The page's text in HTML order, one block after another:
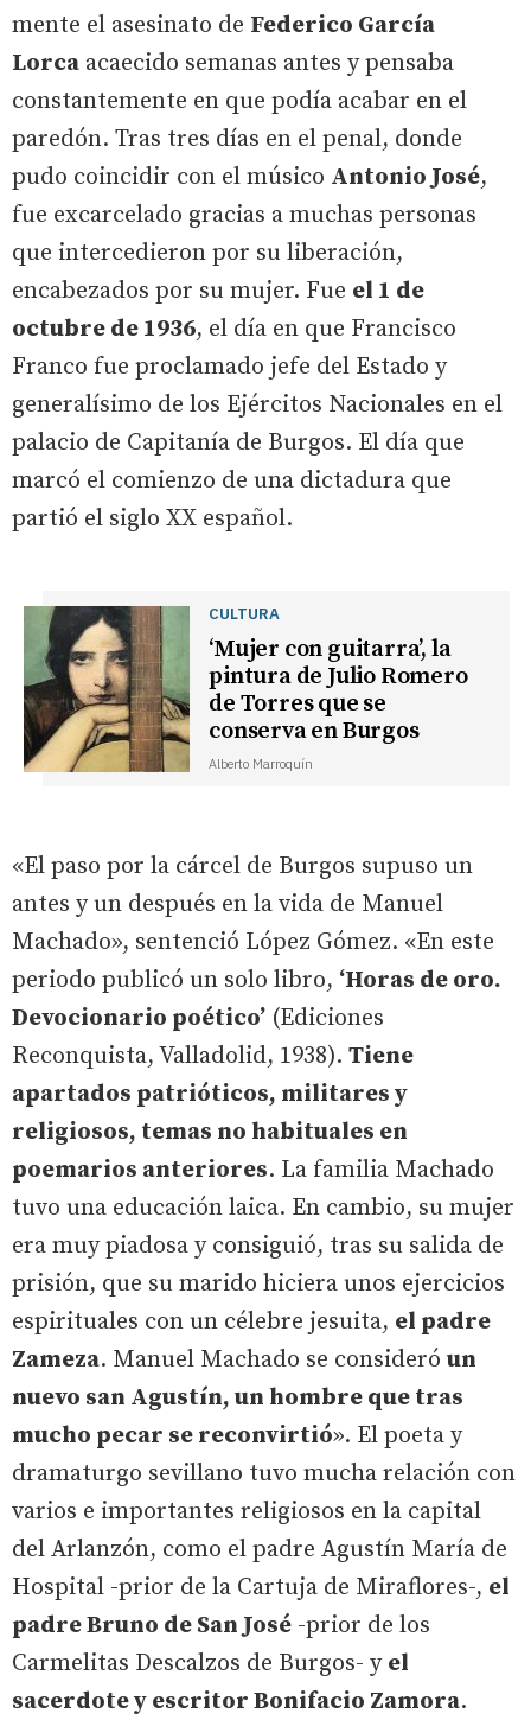
mente el asesinato de Federico García
Lorca acaecido semanas antes y pensaba
constantemente en que podía acabar en el
paredón. Tras tres días en el penal, donde
pudo coincidir con el músico Antonio José,
fue excarcelado gracias a muchas personas
que intercedieron por su liberación,
encabezados por su mujer. Fue el 1 de
octubre de 1936, el día en que Francisco
Franco fue proclamado jefe del Estado y
generalísimo de los Ejércitos Nacionales en el
palacio de Capitanía de Burgos. El día que
marcó el comienzo de una dictadura que
partió el siglo XX español.
CULTURA
‘Mujer con guitarra’, la
pintura de Julio Romero
de Torres que se
conserva en Burgos
Alberto Marroquín
«El paso por la cárcel de Burgos supuso un
antes y un después en la vida de Manuel
Machado», sentenció López Gómez. «En este
periodo publicó un solo libro, ‘Horas de oro.
Devocionario poético’ (Ediciones
Reconquista, Valladolid, 1938). Tiene
apartados patrióticos, militares y
religiosos, temas no habituales en
poemarios anteriores. La familia Machado
tuvo una educación laica. En cambio, su mujer
era muy piadosa y consiguió, tras su salida de
prisión, que su marido hiciera unos ejercicios
espirituales con un célebre jesuita, el padre
Zameza. Manuel Machado se consideró un
nuevo san Agustín, un hombre que tras
mucho pecar se reconvirtió». El poeta y
dramaturgo sevillano tuvo mucha relación con
varios e importantes religiosos en la capital
del Arlanzón, como el padre Agustín María de
Hospital -prior de la Cartuja de Miraflores-, el
padre Bruno de San José -prior de los
Carmelitas Descalzos de Burgos- y el
sacerdote y escritor Bonifacio Zamora.